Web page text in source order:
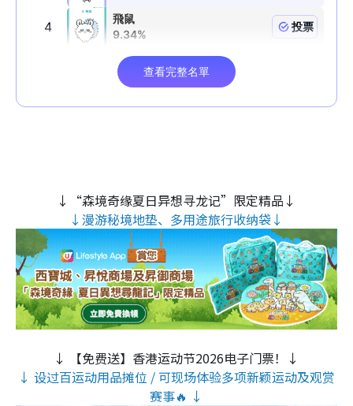
↓“森境奇缘夏日异想寻龙记”限定精品↓
↓漫游秘境地垫、多用途旅行收纳袋↓
↓ 【免费送】香港运动节2026电子门票！↓
↓ 设过百运动用品摊位 / 可现场体验多项新颖运动及观赏
赛事🔥 ↓